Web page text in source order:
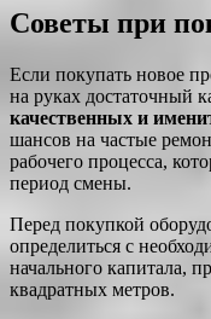
Советы при
Если покупать новое
на руках достаточный
качественных и
шансов на частые
рабочего процесса,
период смены.
Перед покупкой
определиться с
начального капитала,
квадратных метров.